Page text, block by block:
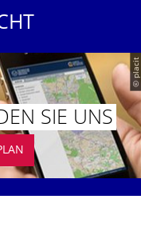
© placit
SIE UNS